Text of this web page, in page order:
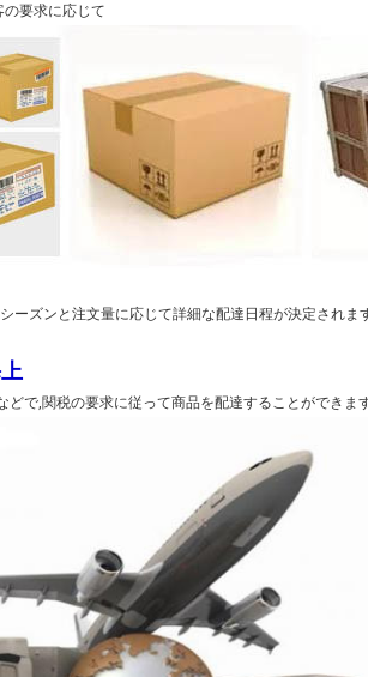
要求に応じて
ーズンと注文量に応じて詳細な配達日程が決定されま
どで,関税の要求に従って商品を配達することができま